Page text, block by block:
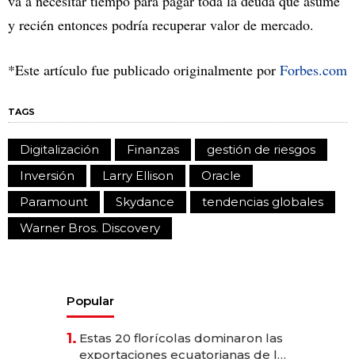
y recién entonces podría recuperar valor de mercado.
*Este artículo fue publicado originalmente por Forbes.com
TAGS
Digitalización Finanzas
gestión de riesgos
Inversión
Larry Ellison
Oracle
Paramount
Skydance
tendencias globales
Warner Bros. Discovery
Popular
1. Estas 20 florícolas dominaron las
exportaciones ecuatorianas de la